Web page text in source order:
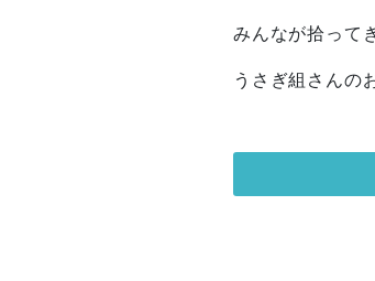
みんなが拾って
うさぎ組さんの